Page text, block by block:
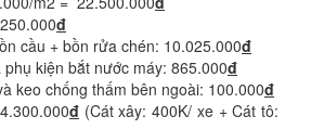
đ
cầu + bồn rửa chén: 10.025.000đ
phụ kiện bắt nước máy: 865.000đ
keo chống thấm bên ngoài: 100.000đ
đ(Cát xây: 400K/ xe + Cát tô: